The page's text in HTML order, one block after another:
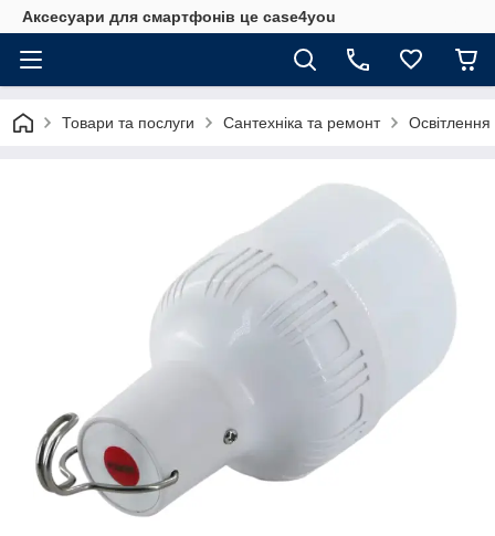
Аксесуари для смартфонів це case4you
Товари та послуги Сантехніка та ремонт Освітлення